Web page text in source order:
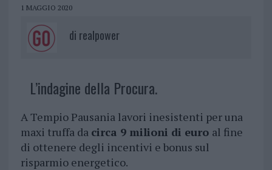
1 MAGGIO 2020
di realpower
L’indagine della Procura.
A Tempio Pausania lavori inesistenti per una
maxi truffa da circa 9 milioni di euro al fine
di ottenere degli incentivi e bonus sul
risparmio energetico.